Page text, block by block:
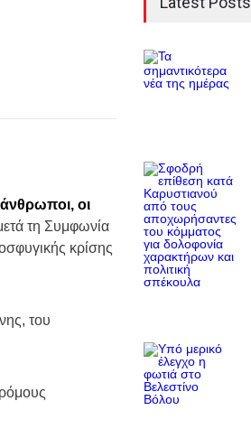
άνθρωποι, οι
τη Συμφωνία
κρίσης
του